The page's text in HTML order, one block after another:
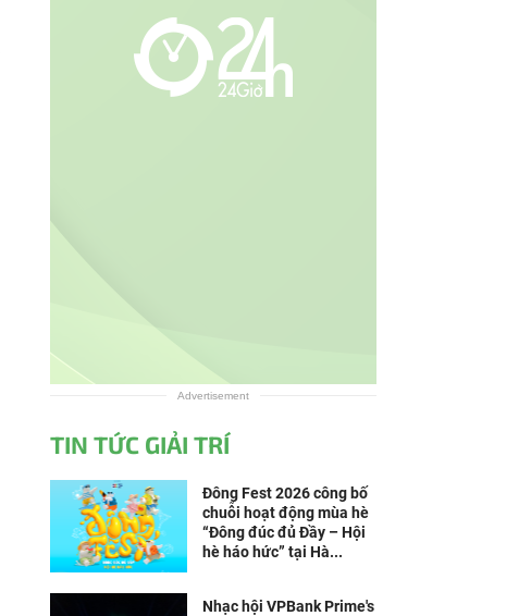
Advertisement
TIN TỨC GIẢI TRÍ
Đông Fest 2026 công bố
chuỗi hoạt động mùa hè
“Đông đúc đủ Đầy – Hội
hè háo hức” tại Hà...
Nhạc hội VPBank Prime's